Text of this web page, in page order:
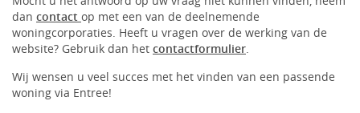
dan contact op met een van de deelnemende
woningcorporaties. Heeft u vragen over de werking van de
website? Gebruik dan het contactformulier.
Wij wensen u veel succes met het vinden van een passende
woning via Entree!